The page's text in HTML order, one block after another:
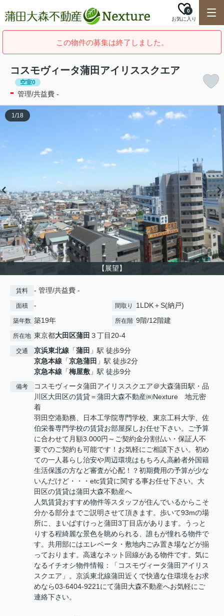
お気に入り
0
この物件の募集は終了しました。
コスモヴィータ蒲田アイリススクエア
空室0
- 管理/共益費 -
【展望】
1/18
賃料 - 管理/共益費 -
面積 - 間取り 1LDK＋S(納戸)
築年数 築19年 所在階 9階/12階建
所在地 東京都大田区蒲田 ３丁目20-4
交通 京浜東北線 「蒲田 」駅 徒歩9分
京急本線 「京急蒲田 」駅 徒歩2分
京急本線 「梅屋敷 」駅 徒歩9分
備考
コスモヴィータ蒲田アイリススクエア＠大森蒲田駅・品
川区大田区の賃貸＝蒲田大森不動産㈱Nexture 地元密
着
羽田空港勤務、日本工学院専門学校、東京工科大学、佐
伯栄養専門学校の賃貸お部屋探しお任せ下さい。ご予算
に合わせて月額3.000円～ご契約金分割払い・保証人不
要でのご契約も可能です！お気軽にご相談下さい。初め
ての一人暮らし治安や周辺環境はもちろん高齢者外国籍
生活保護の方など審査が心配！？初期費用の予算が少な
いんだけど・・・etc賃貸に関する事お任せ下さい。大
田区の賃貸は蒲田大森不動産へ
人気賃貸おすすめ物件等スタッフが住んでいるからこそ
分かる部分までご説明させて頂きます。歩いて93mの場
所に、まいばすけっと蒲田3丁目店があります。うっと
りする程綺麗な景色を眺められる、誰もが憧れる物件で
す。共用部にはエレベータ・敷地内ごみ置き場などが揃
っております。高速なネット回線がある物件です。気に
なるイチオシ物件情報：「コスモヴィータ蒲田アイリス
スクエア」。京浜東北線蒲田近くで快適な住環境をお求
めなら03-6404-9221にて蒲田大森不動産へお気軽にご
連絡下さい。